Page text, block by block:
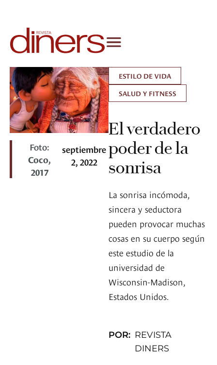
Foto:
Coco,
2017
septiembre
2, 2022
ESTILO DE VIDA
SALUD Y FITNESS
El verdadero
poder de la
sonrisa
La sonrisa incómoda,
sincera y seductora
pueden provocar muchas
cosas en su cuerpo según
este estudio de la
universidad de
Wisconsin-Madison,
Estados Unidos.
POR: REVISTA
DINERS